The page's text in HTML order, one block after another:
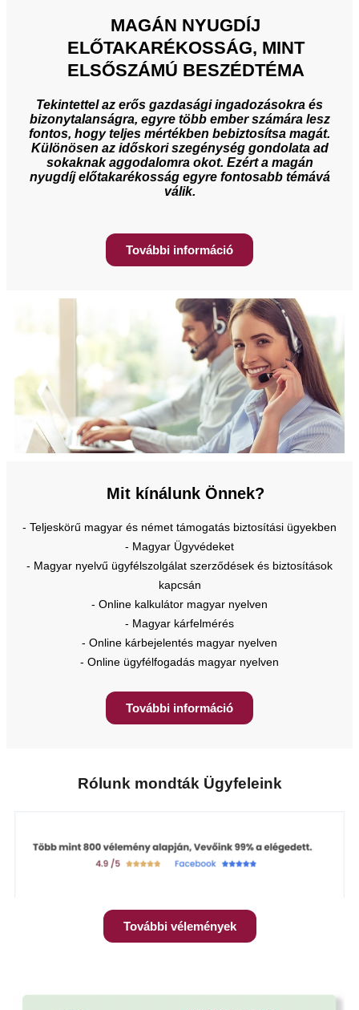
MAGÁN NYUGDÍJ
ELŐTAKARÉKOSSÁG, MINT
ELSŐSZÁMÚ BESZÉDTÉMA
Tekintettel az erős gazdasági ingadozásokra és
bizonytalanságra, egyre több ember számára lesz
fontos, hogy teljes mértékben bebiztosítsa magát.
Különösen az időskori szegénység gondolata ad
sokaknak aggodalomra okot. Ezért a magán
nyugdíj előtakarékosság egyre fontosabb témává
válik.
További információ
Mit kínálunk Önnek?
- Teljeskörű magyar és német támogatás biztosítási ügyekben
- Magyar Ügyvédeket
- Magyar nyelvű ügyfélszolgálat szerződések és biztosítások
kapcsán
- Online kalkulátor magyar nyelven
- Magyar kárfelmérés
- Online kárbejelentés magyar nyelven
- Online ügyfélfogadás magyar nyelven
További információ
Rólunk mondták Ügyfeleink
További vélemények